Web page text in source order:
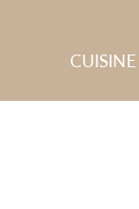
CUISINE